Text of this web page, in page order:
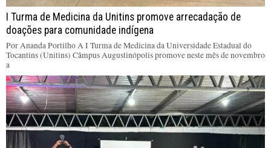
I Turma de Medicina da Unitins promove arrecadação de
doações para comunidade indígena
Por Ananda Portilho A I Turma de Medicina da Universidade Estadual do
Tocantins (Unitins) Câmpus Augustinópolis promove neste mês de novembro
a